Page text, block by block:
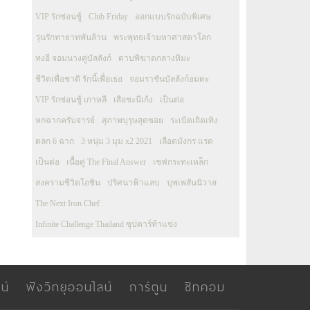
VIP รักซ่อนชู้ Club Friday ออกแบบรักฉบับพิเศษ
วุ่นรักทายาทพันล้าน พระพุทธเจ้ามหาศาสดาโลก
ทงอี จอมนางคู่บัลลังก์ ดาบพิฆาตกลางหิมะ
ชีวิตเพื่อชาติ รักนี้เพื่อเธอ จอมราชันบัลลังก์อมตะ
VIP รักซ่อนชู้ เกาหลี เสือชะนีเก้ง เป็นต่อ
หกฉากครับจารย์ สุภาพบุรุษสุดซอย ระเบิดเถิดเทิง
ตลก 6 ฉาก 3 หนุ่ม 3 มุม x2 2021 เลือดมังกร แรด
เป็นต่อ เนื้อคู่ The Final Answer เชฟกระทะเหล็ก
สงครามชีวิตโอชิน ปริศนาฟ้าแลบ บุพเพสันนิวาส
The Next Iron Chef
Infinite Challenge Thailand ซุปตาร์ท้าแข่ง
ฟังวิทยุออนไลน์ การ์ตูน ซิทคอม